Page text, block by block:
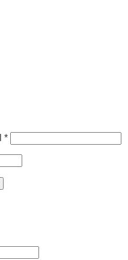
*